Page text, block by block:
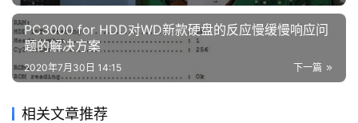
PC3000 for HDD对WD新款硬盘的反应慢缓慢响应问
题的解决方案
下一篇
2020年7月30日 14:15
相关文章推荐